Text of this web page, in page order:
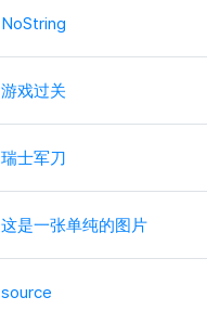
NoString
游戏过关
瑞士军刀
这是一张单纯的图片
source